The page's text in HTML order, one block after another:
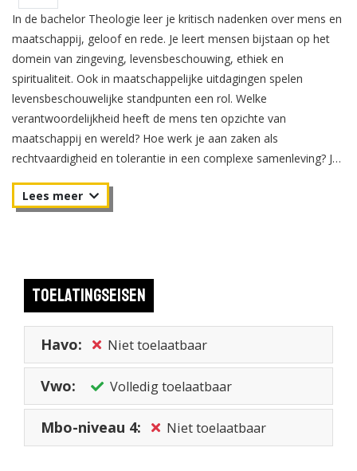
In de bachelor Theologie leer je kritisch nadenken over mens en
maatschappij, geloof en rede. Je leert mensen bijstaan op het
domein van zingeving, levensbeschouwing, ethiek en
spiritualiteit. Ook in maatschappelijke uitdagingen spelen
levensbeschouwelijke standpunten een rol. Welke
verantwoordelijkheid heeft de mens ten opzichte van
maatschappij en wereld? Hoe werk je aan zaken als
rechtvaardigheid en tolerantie in een complexe samenleving? Je
Theologie in het Nederlands in Utrecht of in het Engels in
Toelatingseisen
Havo: Niet toelaatbaar
Vwo: Volledig toelaatbaar
Mbo-niveau 4: Niet toelaatbaar